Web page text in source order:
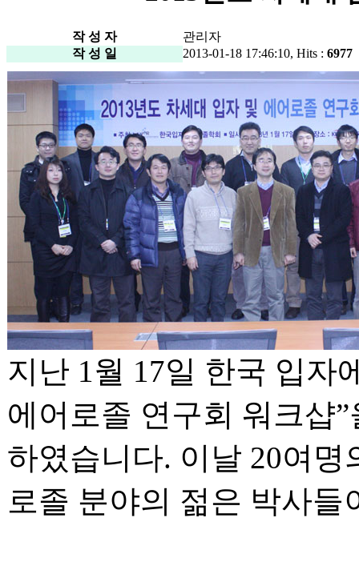
작 성 자
관리자
작 성 일
2013-01-18 17:46:10, Hits : 6977
지난 1월 17일 한국 입자
에어로졸 연구회 워크샵
하였습니다. 이날 20여
로졸 분야의 젊은 박사들